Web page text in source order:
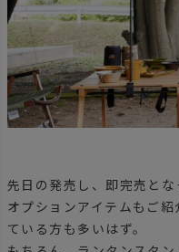
先日の発売し、即完売とな
オプションアイテムもご
ている方も多いはず。